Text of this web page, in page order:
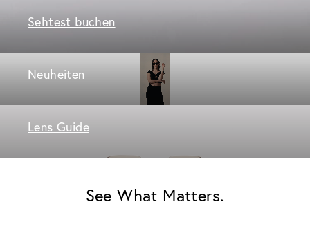
Sehtest buchen
Neuheiten
Lens Guide
See What Matters.